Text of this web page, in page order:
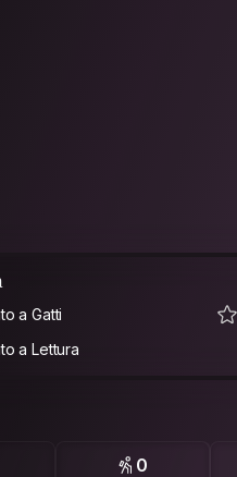
a Gatti
a Lettura
0